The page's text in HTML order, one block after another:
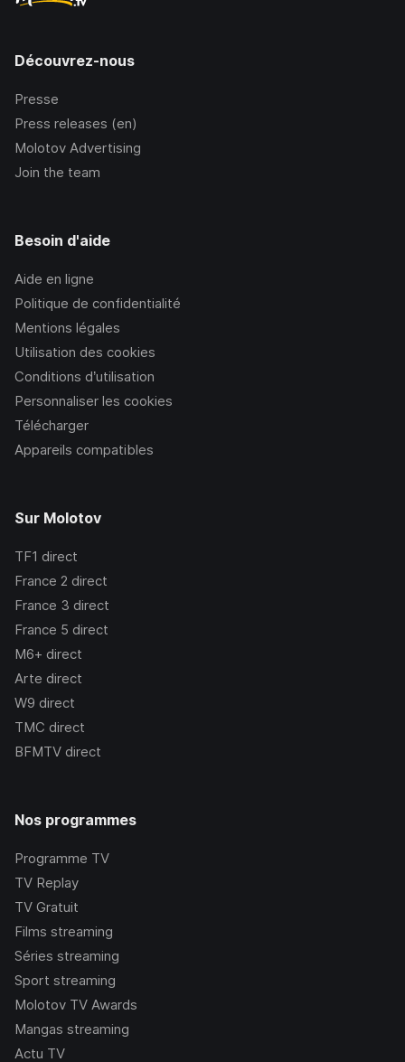
Découvrez-nous
Presse
Press releases (en)
Molotov Advertising
Join the team
Besoin d'aide
Aide en ligne
Politique de confidentialité
Mentions légales
Utilisation des cookies
Conditions d’utilisation
Personnaliser les cookies
Télécharger
Appareils compatibles
Sur Molotov
TF1 direct
France 2 direct
France 3 direct
France 5 direct
M6+ direct
Arte direct
W9 direct
TMC direct
BFMTV direct
Nos programmes
Programme TV
TV Replay
TV Gratuit
Films streaming
Séries streaming
Sport streaming
Molotov TV Awards
Mangas streaming
Actu TV